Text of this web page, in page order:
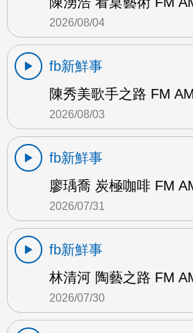
2026/08/04
fb新鮮事
陳秀美歌手之路 FM AM
2026/08/03
fb新鮮事
廖瑀喬 炭極咖啡 FM
2026/07/31
fb新鮮事
林清河 陶藝之路 FM
2026/07/30